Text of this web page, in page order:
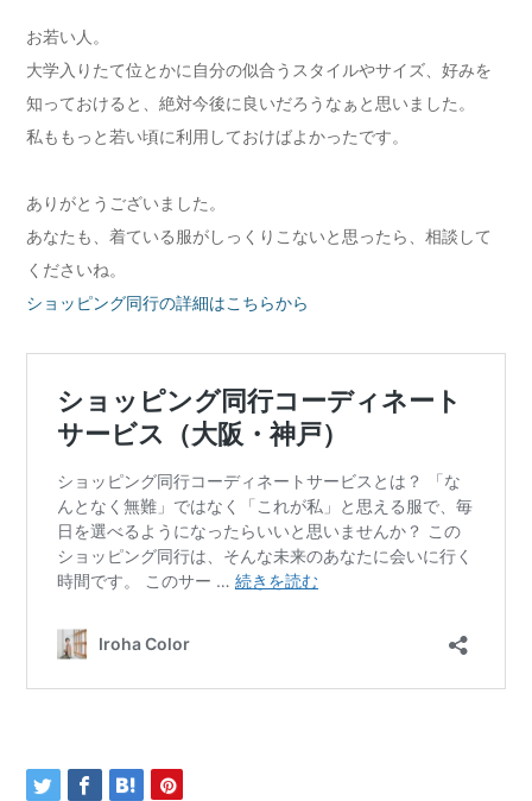
お若い人。
大学入りたて位とかに自分の似合うスタイルやサイズ、好みを
知っておけると、絶対今後に良いだろうなぁと思いました。
私ももっと若い頃に利用しておけばよかったです。
ありがとうございました。
あなたも、着ている服がしっくりこないと思ったら、相談して
くださいね。
ショッピング同行の詳細はこちらから